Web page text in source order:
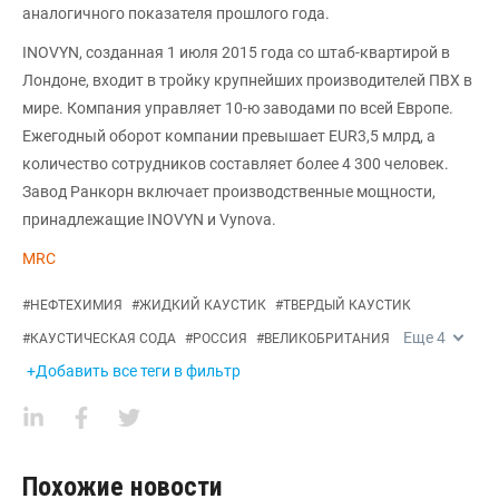
аналогичного показателя прошлого года.
INOVYN, созданная 1 июля 2015 года со штаб-квартирой в
Лондоне, входит в тройку крупнейших производителей ПВХ в
мире. Компания управляет 10-ю заводами по всей Европе.
Ежегодный оборот компании превышает EUR3,5 млрд, а
количество сотрудников составляет более 4 300 человек.
Завод Ранкорн включает производственные мощности,
принадлежащие INOVYN и Vynova.
MRC
#НЕФТЕХИМИЯ #ЖИДКИЙ КАУСТИК #ТВЕРДЫЙ КАУСТИК
#КАУСТИЧЕСКАЯ СОДА #РОССИЯ #ВЕЛИКОБРИТАНИЯ Еще4
+Добавить все теги в фильтр
Похожие новости